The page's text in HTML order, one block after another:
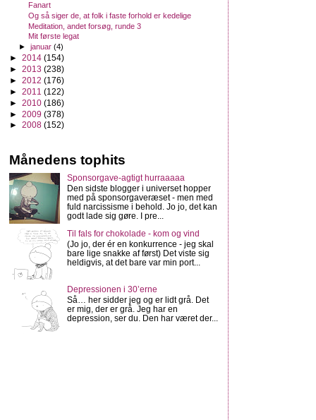
Fanart
Og så siger de, at folk i faste forhold er kedelige
Meditation, andet forsøg, runde 3
Mit første legat
►januar(4)
► 2014 (154)
► 2013 (238)
► 2012 (176)
► 2011 (122)
► 2010 (186)
► 2009 (378)
► 2008 (152)
Månedens tophits
Sponsorgave-agtigt hurraaaaa
Den sidste blogger i universet hopper
med på sponsorgaveræset - men med
fuld narcissisme i behold. Jo jo, det kan
godt lade sig gøre. I pre...
Til fals for chokolade - kom og vind
(Jo jo, der ér en konkurrence - jeg skal
bare lige snakke af først) Det viste sig
heldigvis, at det bare var min port...
Depressionen i 30’erne
Så… her sidder jeg og er lidt grå. Det
er mig, der er grå. Jeg har en
depression, ser du. Den har været der...